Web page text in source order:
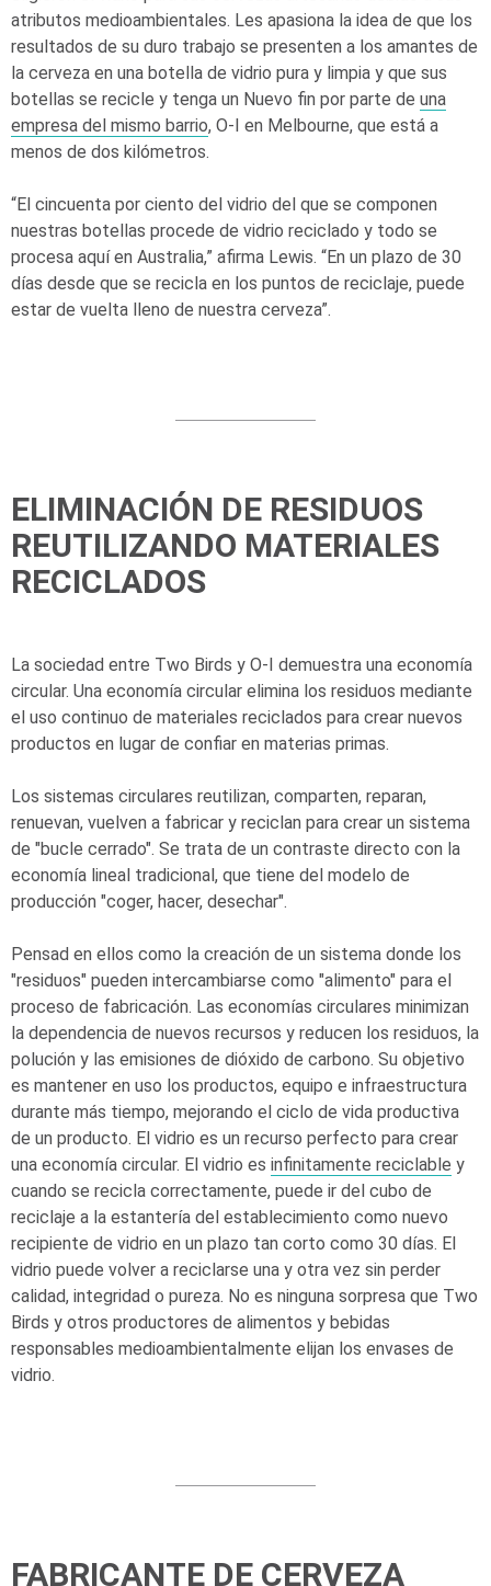
atributos medioambientales. Les apasiona la idea de que los
resultados de su duro trabajo se presenten a los amantes de
la cerveza en una botella de vidrio pura y limpia y que sus
botellas se recicle y tenga un Nuevo fin por parte de una
empresa del mismo barrio, O-I en Melbourne, que está a
menos de dos kilómetros.
“El cincuenta por ciento del vidrio del que se componen
nuestras botellas procede de vidrio reciclado y todo se
procesa aquí en Australia,” afirma Lewis. “En un plazo de 30
días desde que se recicla en los puntos de reciclaje, puede
estar de vuelta lleno de nuestra cerveza”.
ELIMINACIÓN DE RESIDUOS
REUTILIZANDO MATERIALES
RECICLADOS
La sociedad entre Two Birds y O-I demuestra una economía
circular. Una economía circular elimina los residuos mediante
el uso continuo de materiales reciclados para crear nuevos
productos en lugar de confiar en materias primas.
Los sistemas circulares reutilizan, comparten, reparan,
renuevan, vuelven a fabricar y reciclan para crear un sistema
de "bucle cerrado". Se trata de un contraste directo con la
economía lineal tradicional, que tiene del modelo de
producción "coger, hacer, desechar".
Pensad en ellos como la creación de un sistema donde los
"residuos" pueden intercambiarse como "alimento" para el
proceso de fabricación. Las economías circulares minimizan
la dependencia de nuevos recursos y reducen los residuos, la
polución y las emisiones de dióxido de carbono. Su objetivo
es mantener en uso los productos, equipo e infraestructura
durante más tiempo, mejorando el ciclo de vida productiva
de un producto. El vidrio es un recurso perfecto para crear
una economía circular. El vidrio es infinitamente reciclable y
cuando se recicla correctamente, puede ir del cubo de
reciclaje a la estantería del establecimiento como nuevo
recipiente de vidrio en un plazo tan corto como 30 días. El
vidrio puede volver a reciclarse una y otra vez sin perder
calidad, integridad o pureza. No es ninguna sorpresa que Two
Birds y otros productores de alimentos y bebidas
responsables medioambientalmente elijan los envases de
vidrio.
FABRICANTE DE CERVEZA